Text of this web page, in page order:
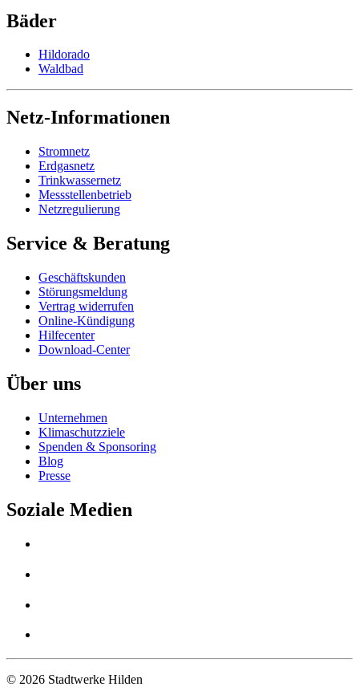
Bäder
Hildorado
Waldbad
Netz-Informationen
Stromnetz
Erdgasnetz
Trinkwassernetz
Messstellenbetrieb
Netzregulierung
Service & Beratung
Geschäftskunden
Störungsmeldung
Vertrag widerrufen
Online-Kündigung
Hilfecenter
Download-Center
Über uns
Unternehmen
Klimaschutzziele
Spenden & Sponsoring
Blog
Presse
Soziale Medien
© 2026 Stadtwerke Hilden